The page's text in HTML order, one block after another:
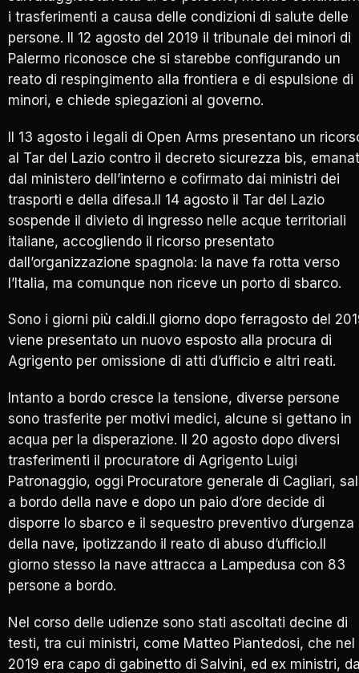
i trasferimenti a causa delle condizioni di salute delle
persone. Il 12 agosto del 2019 il tribunale dei minori di
Palermo riconosce che si starebbe configurando un
reato di respingimento alla frontiera e di espulsione di
minori, e chiede spiegazioni al governo.
Il 13 agosto i legali di Open Arms presentano un
al Tar del Lazio contro il decreto sicurezza bis,
dal ministero dell’interno e cofirmato dai ministri dei
trasporti e della difesa.Il 14 agosto il Tar del Lazio
sospende il divieto di ingresso nelle acque territoriali
italiane, accogliendo il ricorso presentato
dall’organizzazione spagnola: la nave fa rotta verso
l’Italia, ma comunque non riceve un porto di sbarco.
Sono i giorni più caldi.Il giorno dopo ferragosto del
viene presentato un nuovo esposto alla procura di
Agrigento per omissione di atti d’ufficio e altri reati.
Intanto a bordo cresce la tensione, diverse persone
sono trasferite per motivi medici, alcune si gettano in
acqua per la disperazione. Il 20 agosto dopo diversi
trasferimenti il procuratore di Agrigento Luigi
Patronaggio, oggi Procuratore generale di Cagliari,
a bordo della nave e dopo un paio d’ore decide di
disporre lo sbarco e il sequestro preventivo d’urgenza
della nave, ipotizzando il reato di abuso d’ufficio.Il
giorno stesso la nave attracca a Lampedusa con 83
persone a bordo.
Nel corso delle udienze sono stati ascoltati decine di
testi, tra cui ministri, come Matteo Piantedosi, che nel
2019 era capo di gabinetto di Salvini, ed ex ministri,